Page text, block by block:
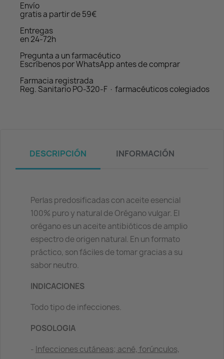
Envío
gratis a partir de 59€
Entregas
en 24-72h
Pregunta a un farmacéutico
Escríbenos por WhatsApp antes de comprar
Farmacia registrada
Reg. Sanitario PO-320-F · farmacéuticos colegiados
DESCRIPCIÓN INFORMACIÓN
Perlas predosificadas con aceite esencial
100% puro y natural de Orégano vulgar. El
orégano es un aceite antibióticos de amplio
espectro de origen natural. En un formato
práctico, son fáciles de tomar gracias a su
sabor neutro.
INDICACIONES
Todo tipo de infecciones.
POSOLOGIA
- Infecciones cutáneas; acné, forúnculos,